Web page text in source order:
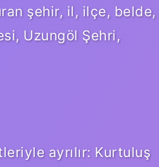
şehir, il, ilçe, belde,
Uzungöl Şehri,
ayrılır: Kurtuluş